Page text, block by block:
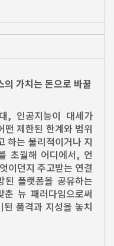
의 가치는 돈으로 바꿀
, 인공지능이 대세가
떤 제한된 한계와 범위
하는 물리적이거나 지
초월해 어디에서, 언
이던지 주고받는 연결
플랫폼을 공유하는
뉴 패러다임으로써
품격과 지성을 놓치